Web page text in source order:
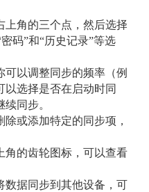
上角的三个点，然后选择
码”和“历史记录”等选
可以调整同步的频率（例
选择是否在启动时同
同步。
或添加特定的同步项，
角的齿轮图标，可以查看
数据同步到其他设备，可